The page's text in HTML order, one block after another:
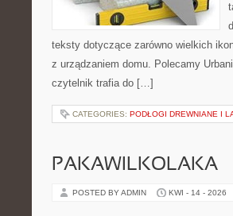
teksty dotyczące zarówno wielkich
z urządzaniem domu. Polecamy
czytelnik trafia do […]
CATEGORIES: PODŁOGI DREWNIANE I
PAKAWILKOLAKA
POSTED BY ADMIN KWI - 14 - 2026